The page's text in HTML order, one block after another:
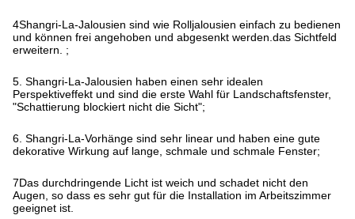
4Shangri-La-Jalousien sind wie Rolljalousien einfach zu bedienen
und können frei angehoben und abgesenkt werden.das Sichtfeld
erweitern. ;
5. Shangri-La-Jalousien haben einen sehr idealen
Perspektiveffekt und sind die erste Wahl für Landschaftsfenster,
"Schattierung blockiert nicht die Sicht";
6. Shangri-La-Vorhänge sind sehr linear und haben eine gute
dekorative Wirkung auf lange, schmale und schmale Fenster;
7Das durchdringende Licht ist weich und schadet nicht den
Augen, so dass es sehr gut für die Installation im Arbeitszimmer
geeignet ist.